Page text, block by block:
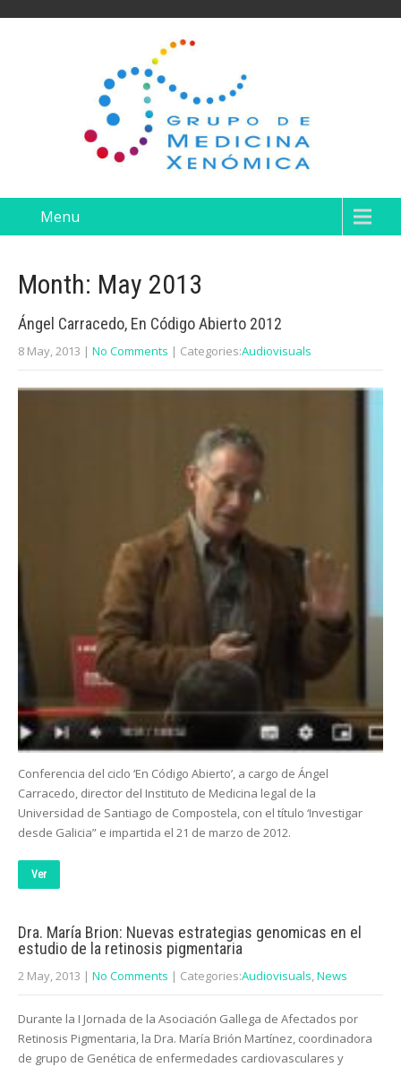
Menu
Month: May 2013
Ángel Carracedo, En Código Abierto 2012
8 May, 2013 | No Comments | Categories:Audiovisuals
Conferencia del ciclo ‘En Código Abierto’, a cargo de Ángel
Carracedo, director del Instituto de Medicina legal de la
Universidad de Santiago de Compostela, con el título ‘Investigar
desde Galicia” e impartida el 21 de marzo de 2012.
Ver
Dra. María Brion: Nuevas estrategias genomicas en el
estudio de la retinosis pigmentaria
2 May, 2013 | No Comments | Categories:Audiovisuals,News
Durante la I Jornada de la Asociación Gallega de Afectados por
Retinosis Pigmentaria, la Dra. María Brión Martínez, coordinadora
de grupo de Genética de enfermedades cardiovasculares y